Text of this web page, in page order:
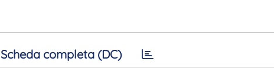
Scheda completa (DC)